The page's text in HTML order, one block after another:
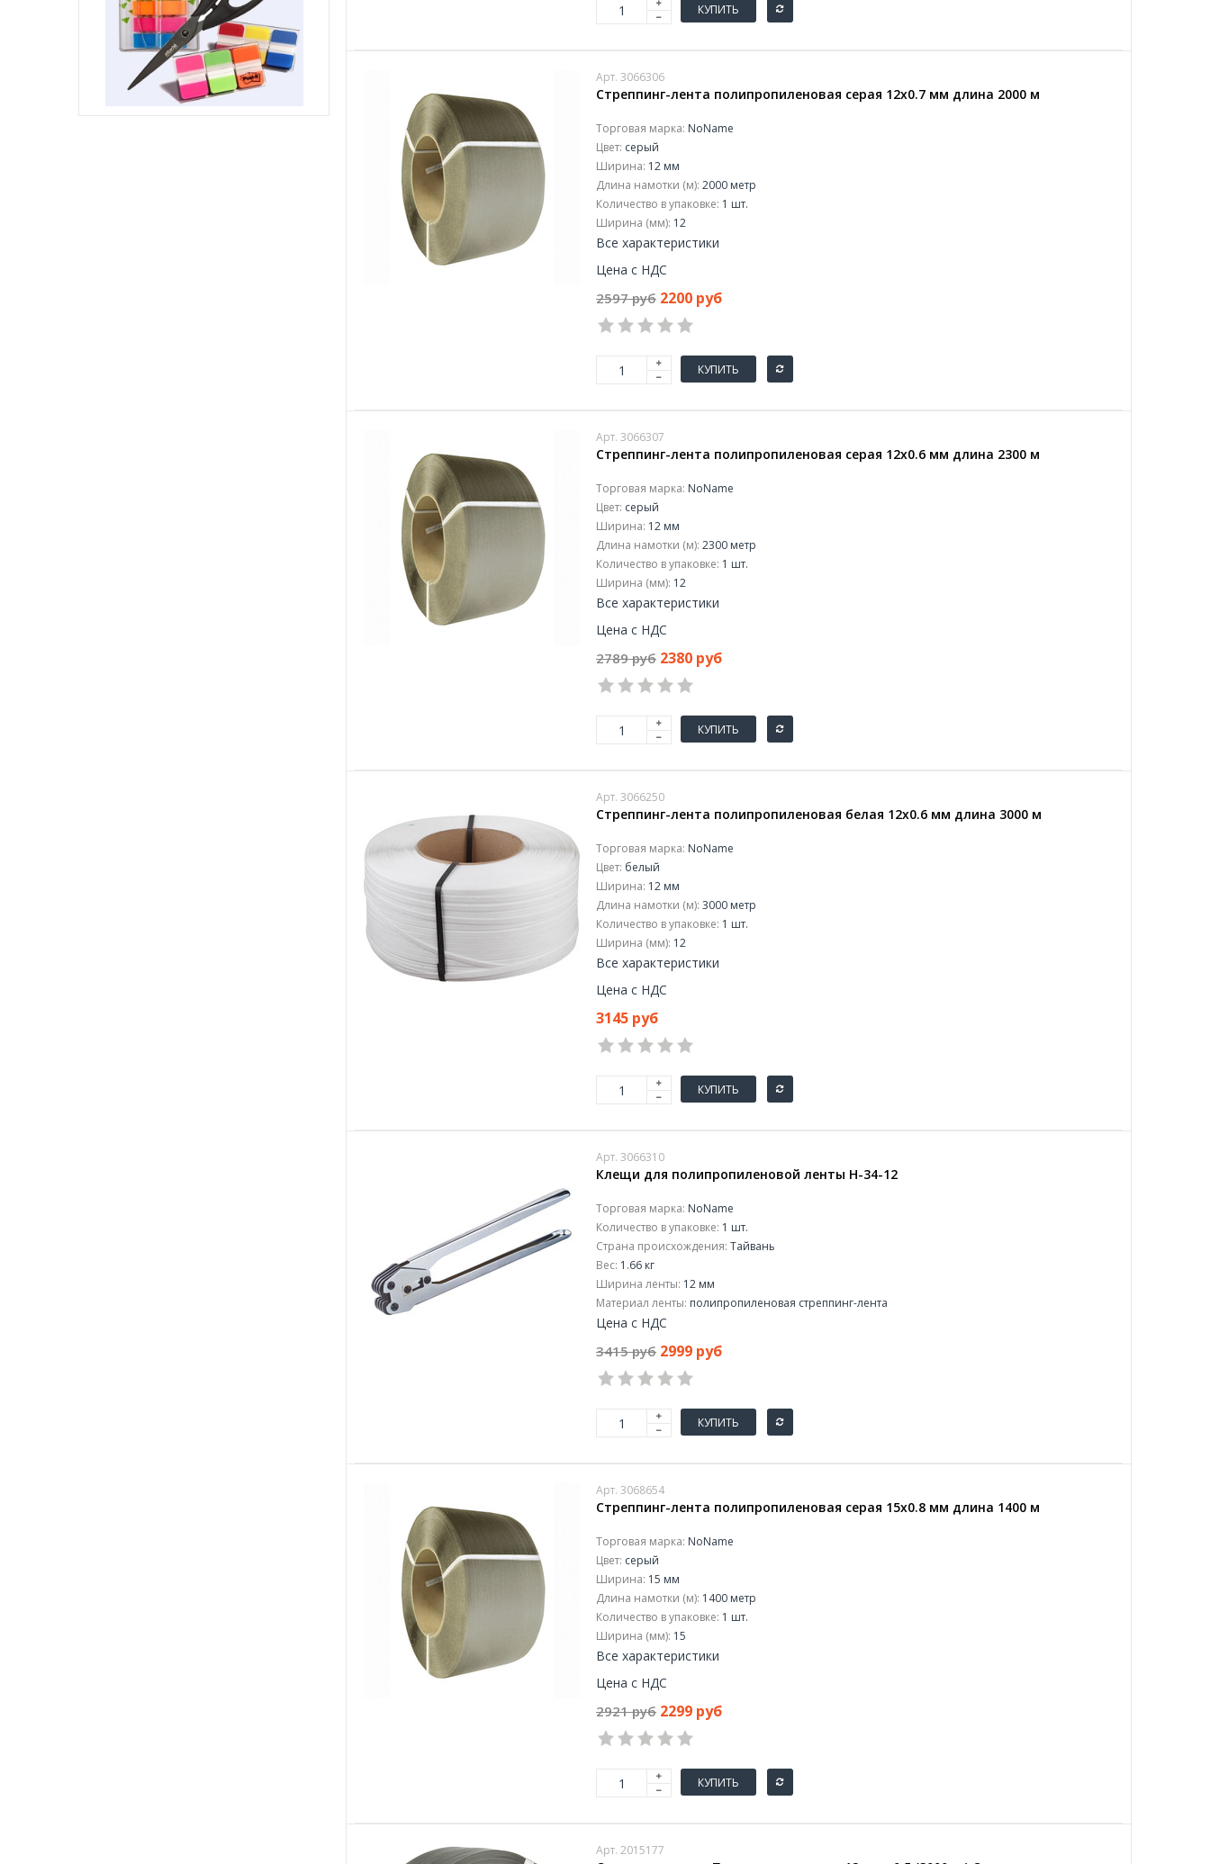
КУПИТЬ
Арт. 3066306
Стреппинг-лента полипропиленовая серая 12x0.7 мм длина 2000 м
Торговая марка: NoName
Цвет: серый
Ширина: 12 мм
Длина намотки (м): 2000 метр
Количество в упаковке: 1 шт.
Ширина (мм): 12
Все характеристики
Цена с НДС
2597 руб 2200 руб
КУПИТЬ
Арт. 3066307
Стреппинг-лента полипропиленовая серая 12x0.6 мм длина 2300 м
Торговая марка: NoName
Цвет: серый
Ширина: 12 мм
Длина намотки (м): 2300 метр
Количество в упаковке: 1 шт.
Ширина (мм): 12
Все характеристики
Цена с НДС
2789 руб 2380 руб
КУПИТЬ
Арт. 3066250
Стреппинг-лента полипропиленовая белая 12x0.6 мм длина 3000 м
Торговая марка: NoName
Цвет: белый
Ширина: 12 мм
Длина намотки (м): 3000 метр
Количество в упаковке: 1 шт.
Ширина (мм): 12
Все характеристики
Цена с НДС
3145 руб
КУПИТЬ
Арт. 3066310
Клещи для полипропиленовой ленты H-34-12
Торговая марка: NoName
Количество в упаковке: 1 шт.
Страна происхождения: Тайвань
Вес: 1.66 кг
Ширина ленты: 12 мм
Материал ленты: полипропиленовая стреппинг-лента
Цена с НДС
3415 руб 2999 руб
КУПИТЬ
Арт. 3068654
Стреппинг-лента полипропиленовая серая 15x0.8 мм длина 1400 м
Торговая марка: NoName
Цвет: серый
Ширина: 15 мм
Длина намотки (м): 1400 метр
Количество в упаковке: 1 шт.
Ширина (мм): 15
Все характеристики
Цена с НДС
2921 руб 2299 руб
КУПИТЬ
Арт. 2015177